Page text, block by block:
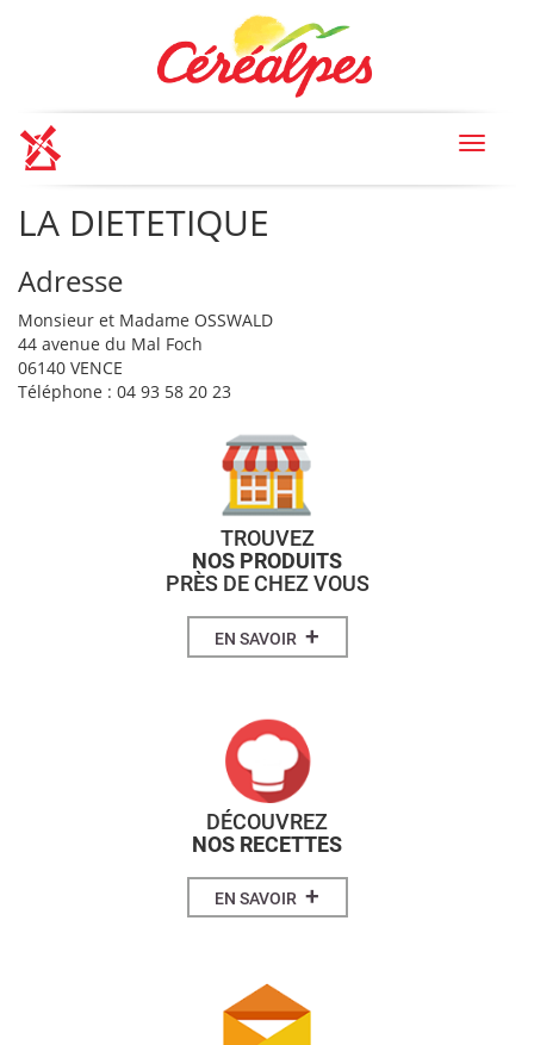
Toggle
LA DIETETIQUE
Adresse
Monsieur et Madame OSSWALD
44 avenue du Mal Foch
06140 VENCE
Téléphone : 04 93 58 20 23
TROUVEZ
NOS PRODUITS
PRÈS DE CHEZ VOUS
EN SAVOIR +
DÉCOUVREZ
NOS RECETTES
EN SAVOIR +